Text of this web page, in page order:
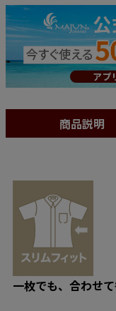
商品説明
一枚でも、合わせ